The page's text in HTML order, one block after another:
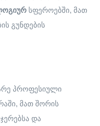
სფეროებში, მათ
გუნდების
პროფესიული
მათ შორის
და